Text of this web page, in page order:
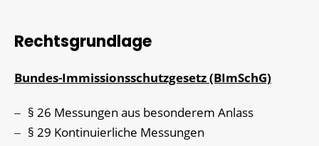
Rechtsgrundlage
Bundes-Immissionsschutzgesetz (BImSchG)
§ 26 Messungen aus besonderem Anlass
§ 29 Kontinuierliche Messungen